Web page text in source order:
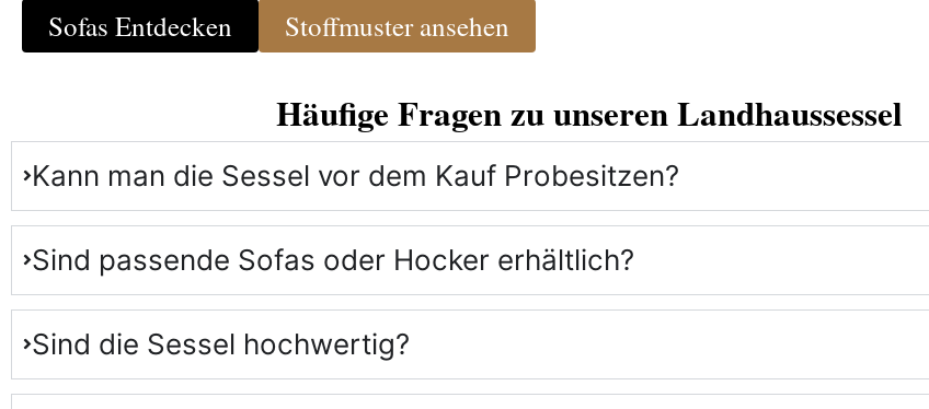
Sofas Entdecken Stoffmuster ansehen
Häufige Fragen zu unseren Landhaussessel
Kann man die Sessel vor dem Kauf Probesitzen?
Sind passende Sofas oder Hocker erhältlich?
Sind die Sessel hochwertig?